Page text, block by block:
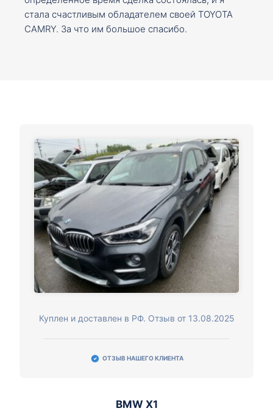
стала счастливым обладателем своей TOYOTA
CAMRY. За что им большое спасибо.
Куплен и доставлен в РФ. Отзыв от 13.08.2025
ОТЗЫВ НАШЕГО КЛИЕНТА
BMW X1